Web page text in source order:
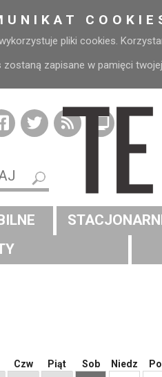
pliki cookies.
zostaną zapisane w pamięci
Czw Piąt Sob Niedz